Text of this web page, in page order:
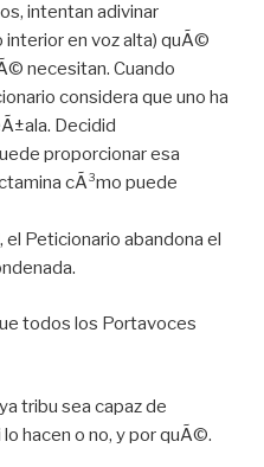
intentan adivinar
interior en voz alta) quÃ©
necesitan. Cuando
considera que uno ha
Decidid
proporcionar esa
cÃ³mo puede
el Peticionario abandona el
todos los Portavoces
tribu sea capaz de
hacen o no, y por quÃ©.